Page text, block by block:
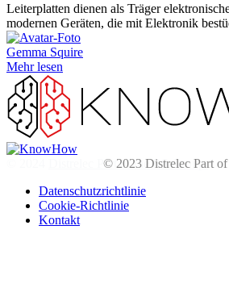
Leiterplatten dienen als Träger
modernen Geräten, die mit Elektronik
Gemma Squire
Mehr lesen
Distrelec Part of the RS Group
Datenschutzrichtlinie
Cookie-Richtlinie
Kontakt